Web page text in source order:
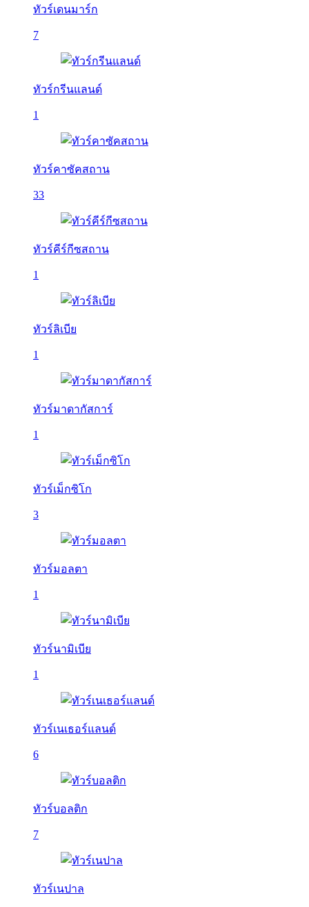
ทัวร์เดนมาร์ก
7
ทัวร์กรีนแลนด์
1
ทัวร์คาซัคสถาน
33
ทัวร์คีร์กีซสถาน
1
ทัวร์ลิเบีย
1
ทัวร์มาดากัสการ์
1
ทัวร์เม็กซิโก
3
ทัวร์มอลตา
1
ทัวร์นามิเบีย
1
ทัวร์เนเธอร์แลนด์
6
ทัวร์บอลติก
7
ทัวร์เนปาล